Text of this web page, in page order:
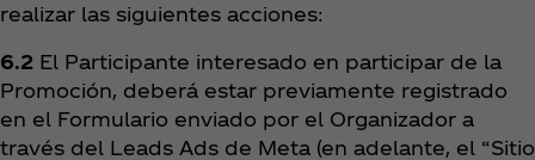
realizar las siguientes acciones:
6.2 El Participante interesado en participar de la
Promoción, deberá estar previamente registrado
en el Formulario enviado por el Organizador a
través del Leads Ads de Meta (en adelante, el “Sitio